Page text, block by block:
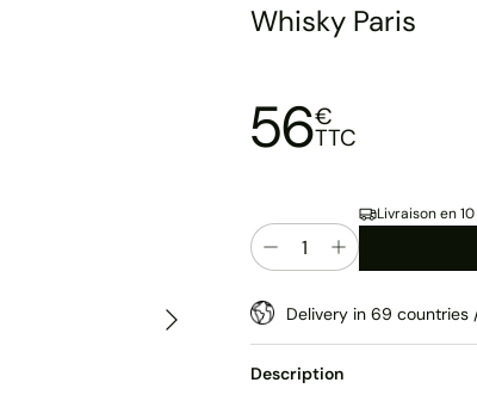
Suivant
Whisky Paris
56€
TTC
Quantité
Livraison en
Delivery in 69
Description